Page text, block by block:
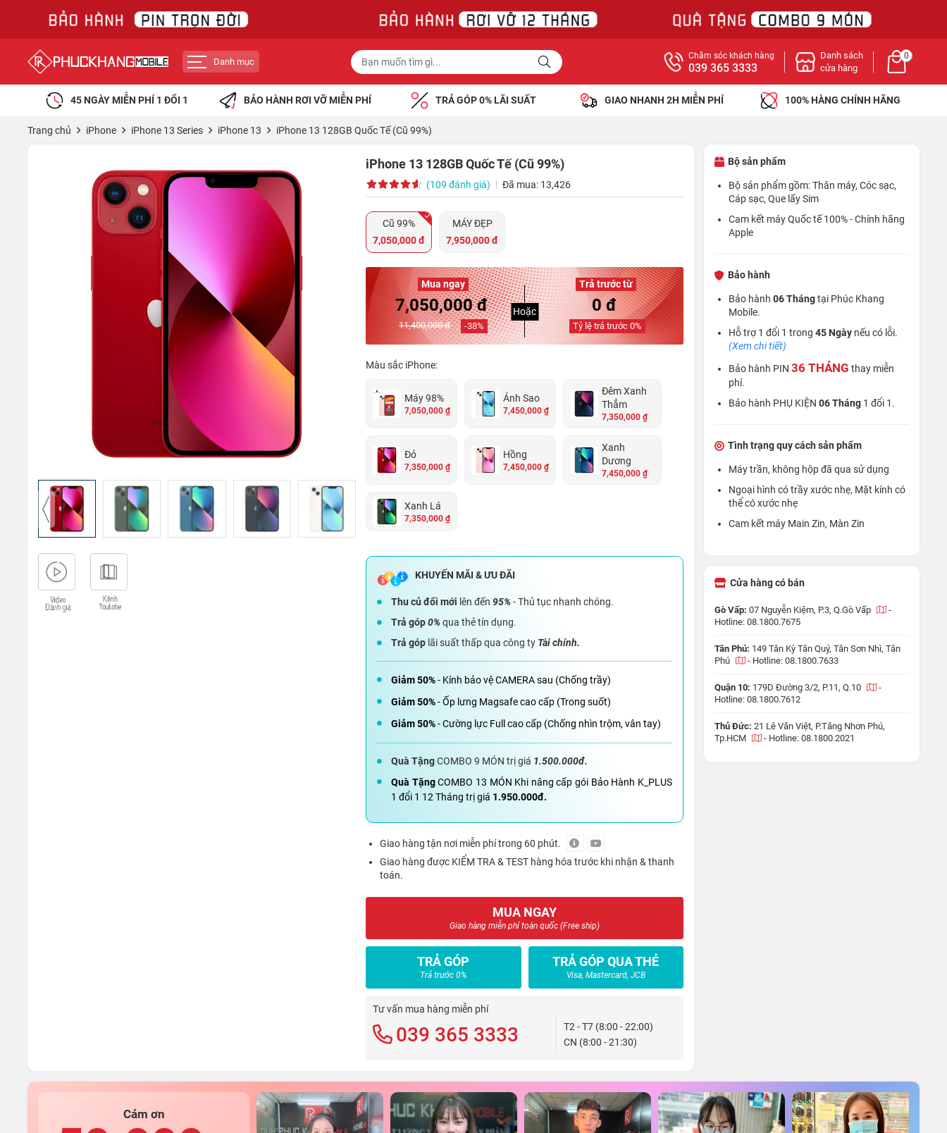
Danh mục
Chăm sóc khách hàng
039 365 3333
Danh sách
cửa hàng
0
45 NGÀY MIỄN PHÍ 1 ĐỔI 1 BẢO HÀNH RƠI VỠ MIỄN PHÍ TRẢ GÓP 0% LÃI SUẤT GIAO NHANH 2H MIỄN PHÍ 100% HÀNG CHÍNH HÃNG
Trang chủ iPhone iPhone 13 Series iPhone 13 iPhone 13 128GB Quốc Tế (Cũ 99%)
iPhone 13 128GB Quốc Tế (Cũ 99%)
(109 đánh giá) Đã mua: 13,426
Cũ 99%
7,050,000 đ
MÁY ĐẸP
7,950,000 đ
Mua ngay
7,050,000 đ
11,400,000 đ -38%
Hoặc
Trả trước từ
0 đ
Tỷ lệ trả trước0%
Màu sắc iPhone:
Máy 98%
7,050,000 ₫
Ánh Sao
7,450,000 ₫
Đêm Xanh
Thẳm
7,350,000 ₫
Đỏ
7,350,000 ₫
Hồng
7,450,000 ₫
Xanh
Dương
7,450,000 ₫
Xanh Lá
7,350,000 ₫
Thu củ đổi mới lên đến 95%- Thủ tục nhanh chóng.
Trả góp0%qua thẻ tín dụng.
Trả góp lãi suất thấp qua công ty Tài chính.
Giảm 50%- Kính bảo vệ CAMERA sau (Chống trầy)
Giảm 50%- Ốp lưng Magsafe cao cấp (Trong suốt)
Giảm 50%- Cường lực Full cao cấp (Chống nhìn trộm, vân tay)
Quà TặngCOMBO 9 MÓN trị giá 1.500.000đ.
Quà TặngCOMBO 13 MÓN Khi nâng cấp gói Bảo Hành K_PLUS
1 đổi 1 12 Tháng trị giá 1.950.000đ.
Giao hàng tận nơi miễn phí trong 60 phút.
Giao hàng được KIỂM TRA & TEST hàng hóa trước khi nhận & thanh
toán.
MUA NGAY
Giao hàng miễn phí toàn quốc (Free ship)
TRẢ GÓP
Trả trước 0%
TRẢ GÓP QUA THẺ
Visa, Mastercard, JCB
Tư vấn mua hàng miễn phí
039 365 3333
T2 - T7 (8:00 - 22:00)
CN (8:00 - 21:30)
Bộ sản phẩm
Bộ sản phẩm gồm: Thân máy, Cóc sạc,
Cáp sạc, Que lấy Sim
Cam kết máy Quốc tế 100% - Chính hãng
Apple
Bảo hành
Bảo hành 06 Thángtại Phúc Khang
Mobile.
Hỗ trợ 1 đổi 1 trong 45 Ngày nếu có lỗi.
(Xem chi tiết)
Bảo hành PIN 36 THÁNG thay miễn
phí.
Bảo hành PHỤ KIỆN 06 Tháng 1 đổi 1.
Tình trạng quy cách sản phẩm
Máy trần, không hộp đã qua sử dụng
Ngoại hình có trầy xước nhẹ, Mặt kính có
thể có xước nhẹ
Cam kết máy Main Zin, Màn Zin
Cửa hàng có bán
Gò Vấp: 07 Nguyễn Kiệm, P.3, Q.Gò Vấp
-
Hotline: 08.1800.7675
Tân Phú: 149 Tân Kỳ Tân Quý, Tân Sơn Nhì, Tân
Phú
- Hotline: 08.1800.7633
Quận 10: 179D Đường 3/2, P.11, Q.10
-
Hotline: 08.1800.7612
Thủ Đức: 21 Lê Văn Việt, P.Tăng Nhơn Phú,
Tp.HCM
- Hotline: 08.1800.2021
Cám ơn